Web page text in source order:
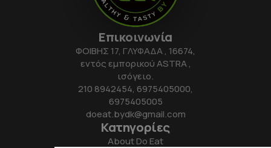
Επικοινωνία
ΦΟΙΒΗΣ 17, ΓΛΥΦΑΔΑ , 16674,
εντός εμπορικού ASTRA ,
ισόγειο.
210 8942454, 6975405000,
6975405005
doeat.bydk@gmail.com
Κατηγορίες
About Do Eat